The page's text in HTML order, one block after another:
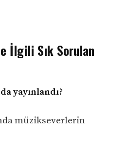
İlgili Sık Sorulan
yayınlandı?
müzikseverlerin